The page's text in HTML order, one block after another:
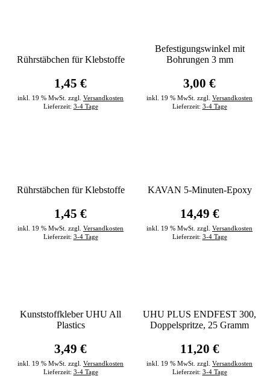
Rührstäbchen für Klebstoffe
1,45 €
inkl. 19 % MwSt. zzgl. Versandkosten
Lieferzeit: 3-4 Tage
Befestigungswinkel mit
Bohrungen 3 mm
3,00 €
inkl. 19 % MwSt. zzgl. Versandkosten
Lieferzeit: 3-4 Tage
Rührstäbchen für Klebstoffe
1,45 €
inkl. 19 % MwSt. zzgl. Versandkosten
Lieferzeit: 3-4 Tage
KAVAN 5-Minuten-Epoxy
14,49 €
inkl. 19 % MwSt. zzgl. Versandkosten
Lieferzeit: 3-4 Tage
Kunststoffkleber UHU All
Plastics
3,49 €
inkl. 19 % MwSt. zzgl. Versandkosten
Lieferzeit: 3-4 Tage
UHU PLUS ENDFEST 300,
Doppelspritze, 25 Gramm
11,20 €
inkl. 19 % MwSt. zzgl. Versandkosten
Lieferzeit: 3-4 Tage